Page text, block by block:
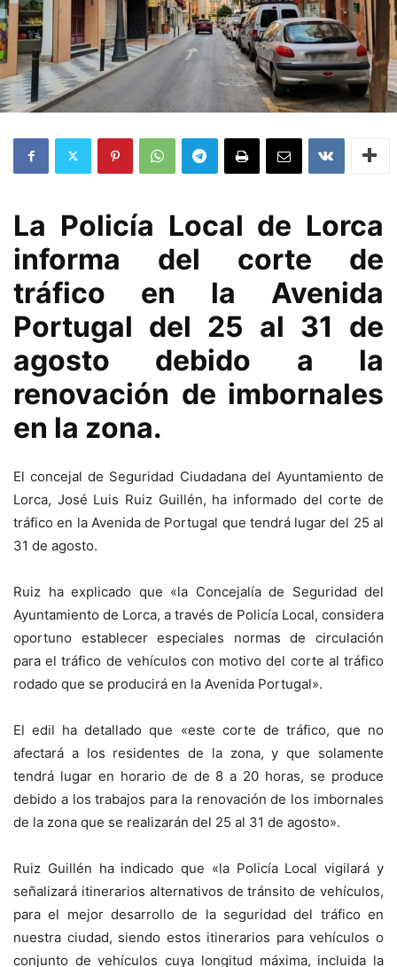
La Policía Local de Lorca
informa del corte de
tráfico en la Avenida
Portugal del 25 al 31 de
agosto debido a la
renovación de imbornales
en la zona.
El concejal de Seguridad Ciudadana del Ayuntamiento de
Lorca, José Luis Ruiz Guillén, ha informado del corte de
tráfico en la Avenida de Portugal que tendrá lugar del 25 al
31 de agosto.
Ruiz ha explicado que «la Concejalía de Seguridad del
Ayuntamiento de Lorca, a través de Policía Local, considera
oportuno establecer especiales normas de circulación
para el tráfico de vehículos con motivo del corte al tráfico
rodado que se producirá en la Avenida Portugal».
El edil ha detallado que «este corte de tráfico, que no
afectará a los residentes de la zona, y que solamente
tendrá lugar en horario de de 8 a 20 horas, se produce
debido a los trabajos para la renovación de los imbornales
de la zona que se realizarán del 25 al 31 de agosto».
Ruiz Guillén ha indicado que «la Policía Local vigilará y
señalizará itinerarios alternativos de tránsito de vehículos,
para el mejor desarrollo de la seguridad del tráfico en
nuestra ciudad, siendo estos itinerarios para vehículos o
conjunto de vehículos cuya longitud máxima, incluida la